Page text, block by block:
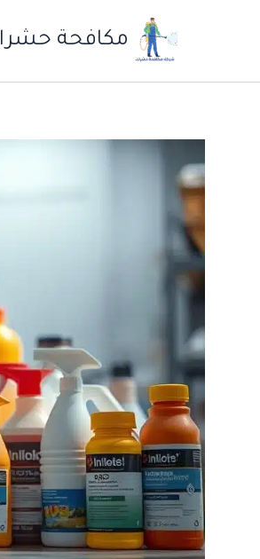
مكافحة